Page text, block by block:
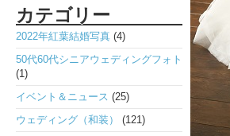
カテゴリー
2022年紅葉結婚写真 (4)
50代60代シニアウェディングフォト
(1)
イベント＆ニュース (25)
ウェディング（和装）
(121)